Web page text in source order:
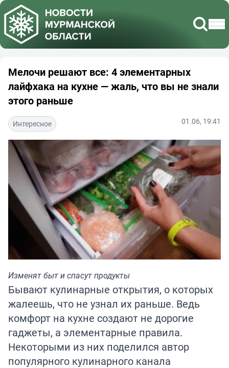
Мелочи решают все: 4 элементарных
лайфхака на кухне — жаль, что вы не знали
этого раньше
Интересное 01.06, 19:41
Изменят быт и спасут продукты
Бывают кулинарные открытия, о которых
жалеешь, что не узнал их раньше. Ведь
комфорт на кухне создают не дорогие
гаджеты, а элементарные правила.
Некоторыми из них поделился автор
популярного кулинарного канала